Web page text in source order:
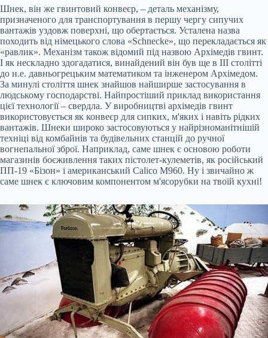
Шнек, він же гвинтовий конвеєр, – деталь механізму,
призначеного для транспортування в першу чергу сипучих
вантажів уздовж поверхні, що обертається. Усталена назва
походить від німецького слова «Schnecke», що перекладається як
«равлик». Механізм також відомий під назвою Архімедів гвинт.
І як нескладно здогадатися, винайдений він був ще в III столітті
до н.е. давньогрецьким математиком та інженером Архімедом.
За минулі століття шнек знайшов найширше застосування в
людському господарстві. Найпростіший приклад використання
цієї технології – свердла. У виробництві архімедів гвинт
використовується як конвеєр для сипких, м'яких і навіть рідких
вантажів. Шнеки широко застосовуються у найрізноманітнішій
техніці від комбайнів та будівельних станцій до ручної
вогнепальної зброї. Наприклад, саме шнек є основою роботи
магазинів боєживлення таких пістолет-кулеметів, як російський
ПП-19 «Бізон» і американський Calico M960. Ну і звичайно ж
саме шнек є ключовим компонентом м'ясорубки на твоїй кухні!